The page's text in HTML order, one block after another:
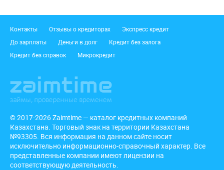
Подвал
Контакты Отзывы о кредиторах
Экспресс кредит
До зарплаты
Деньги в долг
Кредит без залога
Кредит без справок
Микрокредит
© 2017-2026 Zaimtime — каталог кредитных компаний
Казахстана. Торговый знак на территории Казахстана
№93305. Вся информация на данном сайте носит
исключительно информационно-справочный характер. Все
представленные компании имеют лицензии на
соответствующую деятельность.